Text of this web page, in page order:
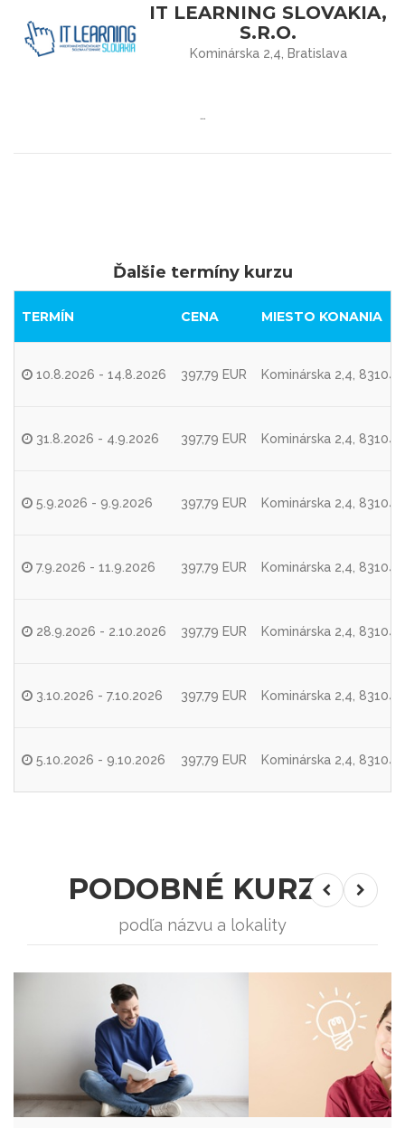
IT LEARNING SLOVAKIA,
S.R.O.
Kominárska 2,4, Bratislava
Ďalšie termíny kurzu
TERMÍN CENA MIESTO KONANIA
10.8.2026 - 14.8.2026 397,79 EUR Kominárska 2,4, 83104
31.8.2026 - 4.9.2026 397,79 EUR Kominárska 2,4, 83104
5.9.2026 - 9.9.2026 397,79 EUR Kominárska 2,4, 83104
7.9.2026 - 11.9.2026 397,79 EUR Kominárska 2,4, 83104
28.9.2026 - 2.10.2026 397,79 EUR Kominárska 2,4, 83104
3.10.2026 - 7.10.2026 397,79 EUR Kominárska 2,4, 83104
5.10.2026 - 9.10.2026 397,79 EUR Kominárska 2,4, 83104
PODOBNÉ KURZY
podľa názvu a lokality